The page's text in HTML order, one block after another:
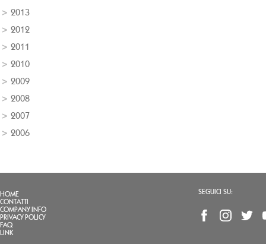
2013
2012
2011
2010
2009
2008
2007
2006
HOME
CONTATTI
COMPANY INFO
PRIVACY POLICY
FAQ
LINK
SEGUICI SU: